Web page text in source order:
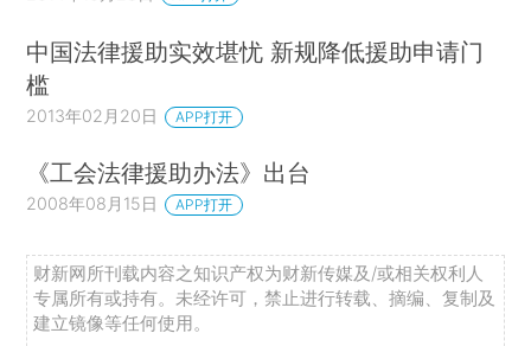
中国法律援助实效堪忧 新规降低援助申请门
槛
2013年02月20日 APP打开
《工会法律援助办法》出台
2008年08月15日 APP打开
财新网所刊载内容之知识产权为财新传媒及/或相关权利人
专属所有或持有。未经许可，禁止进行转载、摘编、复制及
建立镜像等任何使用。